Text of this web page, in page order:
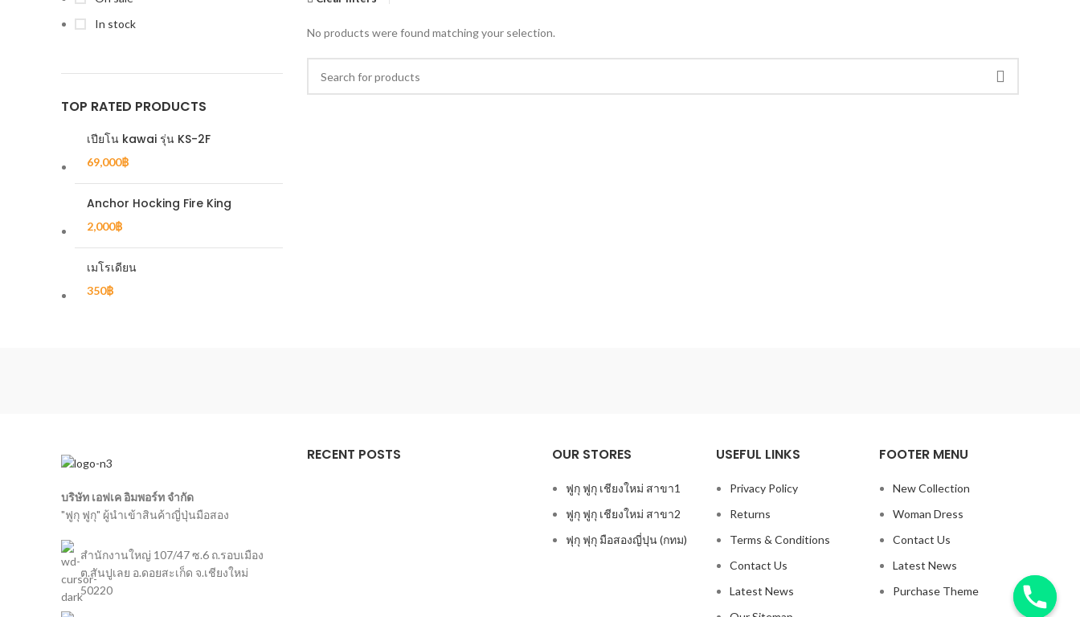
In stock
TOP RATED PRODUCTS
เปียโน kawai รุ่น KS-2F
69,000฿
Anchor Hocking Fire King
2,000฿
เมโรเดียน
350฿
No products were found matching your selection.
บริษัท เอฟเค อิมพอร์ท จำกัด
"ฟูกุ ฟูกุ" ผู้นำเข้าสินค้าญี่ปุ่นมือสอง
สำนักงานใหญ่ 107/47 ซ.6 ถ.รอบเมือง
ต.สันปูเลย อ.ดอยสะเก็ด จ.เชียงใหม่
50220
RECENT POSTS OUR STORES
ฟูกุ ฟูกุ เชียงใหม่ สาขา1
ฟูกุ ฟูกุ เชียงใหม่ สาขา2
ฟุกุ ฟุกุ มือสองญี่ปุน (กทม)
USEFUL LINKS
Privacy Policy
Returns
Terms & Conditions
Contact Us
Latest News
FOOTER MENU
New Collection
Woman Dress
Contact Us
Latest News
Purchase Theme